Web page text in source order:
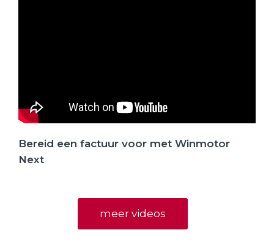
Bereid een factuur voor met Winmotor
Next
meer videos